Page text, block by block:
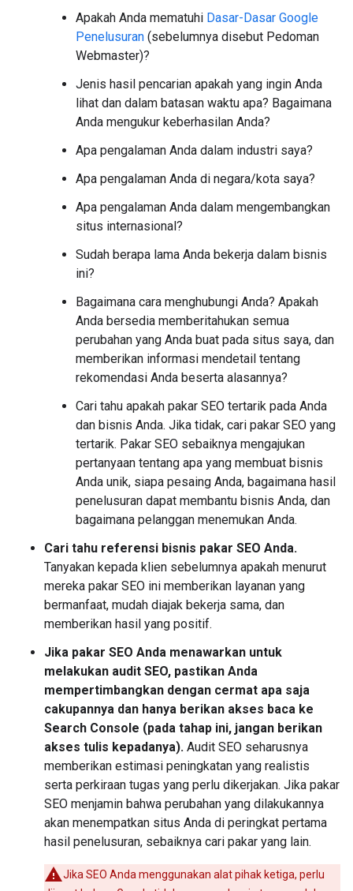
Apakah Anda mematuhi Dasar-Dasar Google
Penelusuran (sebelumnya disebut Pedoman
Webmaster)?
Jenis hasil pencarian apakah yang ingin Anda
lihat dan dalam batasan waktu apa? Bagaimana
Anda mengukur keberhasilan Anda?
Apa pengalaman Anda dalam industri saya?
Apa pengalaman Anda di negara/kota saya?
Apa pengalaman Anda dalam mengembangkan
situs internasional?
Sudah berapa lama Anda bekerja dalam bisnis
ini?
Bagaimana cara menghubungi Anda? Apakah
Anda bersedia memberitahukan semua
perubahan yang Anda buat pada situs saya, dan
memberikan informasi mendetail tentang
rekomendasi Anda beserta alasannya?
Cari tahu apakah pakar SEO tertarik pada Anda
dan bisnis Anda. Jika tidak, cari pakar SEO yang
tertarik. Pakar SEO sebaiknya mengajukan
pertanyaan tentang apa yang membuat bisnis
Anda unik, siapa pesaing Anda, bagaimana hasil
penelusuran dapat membantu bisnis Anda, dan
bagaimana pelanggan menemukan Anda.
Cari tahu referensi bisnis pakar SEO Anda.
Tanyakan kepada klien sebelumnya apakah menurut
mereka pakar SEO ini memberikan layanan yang
bermanfaat, mudah diajak bekerja sama, dan
memberikan hasil yang positif.
Jika pakar SEO Anda menawarkan untuk
melakukan audit SEO, pastikan Anda
mempertimbangkan dengan cermat apa saja
cakupannya dan hanya berikan akses baca ke
Search Console (pada tahap ini, jangan berikan
akses tulis kepadanya). Audit SEO seharusnya
memberikan estimasi peningkatan yang realistis
serta perkiraan tugas yang perlu dikerjakan. Jika pakar
SEO menjamin bahwa perubahan yang dilakukannya
akan menempatkan situs Anda di peringkat pertama
hasil penelusuran, sebaiknya cari pakar yang lain.
Jika SEO Anda menggunakan alat pihak ketiga, perlu